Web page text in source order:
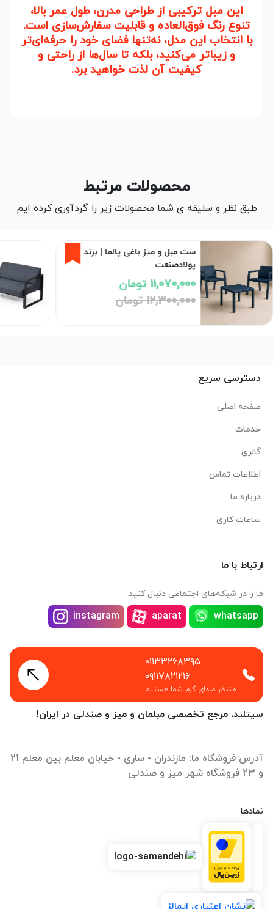
این مبل ترکیبی از طراحی مدرن، طول عمر بالا،
تنوع رنگ فوق‌العاده و قابلیت سفارش‌سازی است.
با انتخاب این مدل، نه‌تنها فضای خود را حرفه‌ای‌تر
و زیباتر می‌کنید، بلکه تا سال‌ها از راحتی و
کیفیت آن لذت خواهید برد.
محصولات مرتبط
طبق نظر و سلیقه ی شما محصولات زیر را گردآوری کرده ایم
مبل اداری بامو کد F20 دونفره |
برند بامو
26,800,000 تومان
سیتلند، مرجع تخصصی مبلمان و میز و صندلی در ایران!
آدرس فروشگاه ما: مازندران - ساری - خیابان معلم بین معلم 21
و 23 فروشگاه شهر میز و صندلی
نمادها
دسترسی سریع
صفحه اصلی
خدمات
گالری
اطلاعات تماس
درباره ما
ساعات کاری
ارتباط با ما
ما را در شبکه‌های اجتماعی دنبال کنید
whatsapp
aparat
instagram
۰۱۱۳۳۲۶۸۳۹۵
۰۹۱۱۷۸۲۱۲۱۶
منتظر صدای گرم شما هستیم